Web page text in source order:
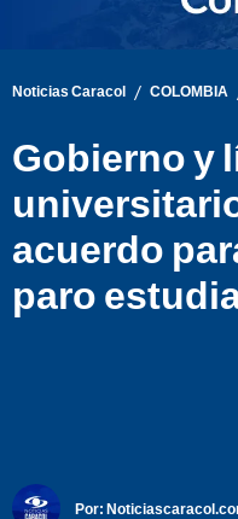
Noticias Caracol / COLOMBIA
Gobierno y
acuerdo
paro
Por: